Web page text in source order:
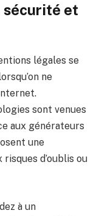
sécurité et
légales se
ne
sont venues
aux générateurs
une
d’oublis ou
à un